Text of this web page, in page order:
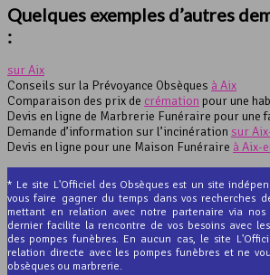
Quelques exemples d’autres
:
sur Aix
Conseils sur la Prévoyance Obsèques à Aix
Comparaison des prix de crémation pour une
Devis en ligne de Marbrerie Funéraire pour une
Demande d’information sur l’incinération sur
Devis en ligne pour une Maison Funéraire à Aix-
* Le site L'Officiel des Obsèques est un site
vous faire gagner du temps dans vos recherches
mettant en relation avec notre partenaire via
dernier facilite la rencontre de vos besoins avec
des pompes funèbres. En aucun cas, le site
relation directe avec les pompes funèbres et ne
obsèques ou marbrerie.